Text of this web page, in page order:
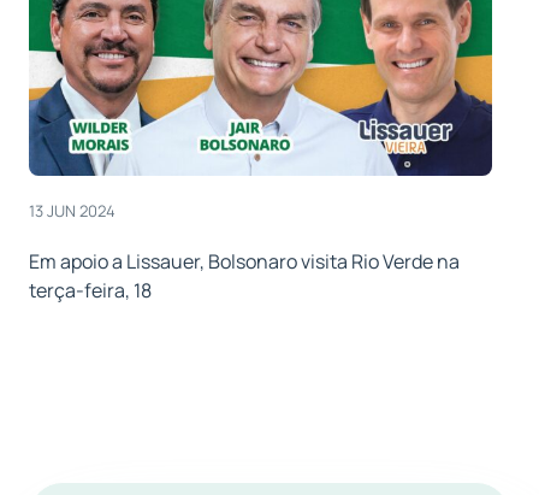
13 JUN 2024
Em apoio a Lissauer, Bolsonaro visita Rio Verde na
terça-feira, 18